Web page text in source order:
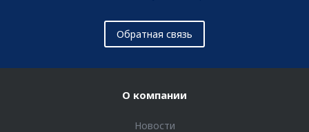
Обратная связь
О компании
Новости